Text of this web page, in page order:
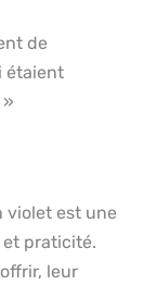
de
étaient
violet est une
praticité.
leur